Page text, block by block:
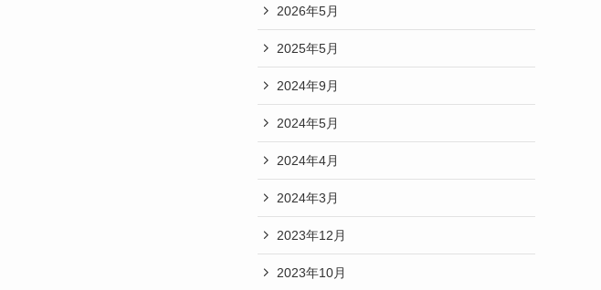
2026年5月
2025年5月
2024年9月
2024年5月
2024年4月
2024年3月
2023年12月
2023年10月